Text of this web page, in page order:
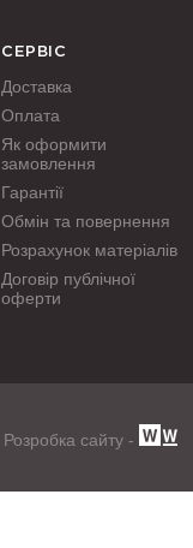
СЕРВІС
Доставка
Оплата
Як оформити
замовлення
Гарантії
Обмін та повернення
Розрахунок матеріалів
Договір публічної
оферти
Розробка сайту -